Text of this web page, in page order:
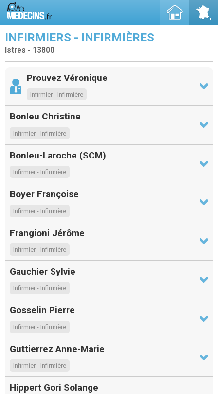
INFIRMIERS - INFIRMIÈRES
Istres - 13800
Prouvez Véronique
Infirmier - Infirmière
Bonleu Christine
Infirmier - Infirmière
Bonleu-Laroche (SCM)
Infirmier - Infirmière
Boyer Françoise
Infirmier - Infirmière
Frangioni Jérôme
Infirmier - Infirmière
Gauchier Sylvie
Infirmier - Infirmière
Gosselin Pierre
Infirmier - Infirmière
Guttierrez Anne-Marie
Infirmier - Infirmière
Hippert Gori Solange